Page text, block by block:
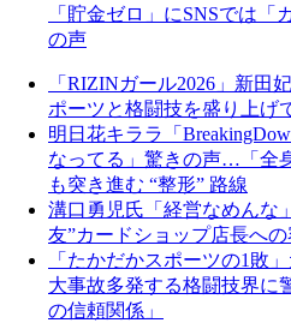
「貯金ゼロ」にSNSでは「
の声
「RIZINガール2026」新田
ポーツと格闘技を盛り上げ
明日花キララ「
なってる」驚きの声…「全
も突き進む “整形” 路線
溝口勇児氏「経営なめんな
友”カードショップ店長へ
「たかだかスポーツの1敗
大事故多発する格闘技界に
の信頼関係」